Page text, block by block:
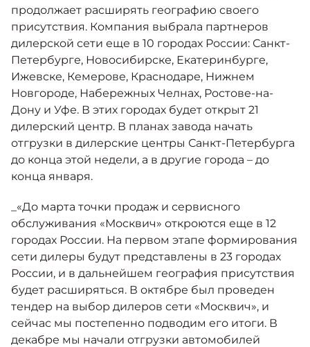
Яркий динамичный седан
от 2 237 000 ₽*
Москвич 3 с ручным
управлением (РУ)
Кроссовер, создающий равные
возможности
от 2 069 000 ₽*
Москвич 8
Практичный семиместный
кроссовер
от 3 125 000 ₽*
Кредитные программы
Спецпредложения
Калькулятор трейд-ин
Моторное масло
СЕРВИСНЫЕ АКЦИИ
АКСЕССУАРЫ
КОНТАКТЫ
продолжает расширять географию своего
присутствия. Компания выбрала партнеров
дилерской сети еще в 10 городах России: Санкт-
Петербурге, Новосибирске, Екатеринбурге,
Ижевске, Кемерове, Краснодаре, Нижнем
Новгороде, Набережных Челнах, Ростове-на-
Дону и Уфе. В этих городах будет открыт 21
дилерский центр. В планах завода начать
отгрузки в дилерские центры Санкт-Петербурга
до конца этой недели, а в другие города – до
конца января.
_«До марта точки продаж и сервисного
обслуживания «Москвич» откроются еще в 12
городах России. На первом этапе формирования
сети дилеры будут представлены в 23 городах
России, и в дальнейшем география присутствия
будет расширяться. В октябре был проведен
тендер на выбор дилеров сети «Москвич», и
сейчас мы постепенно подводим его итоги. В
декабре мы начали отгрузки автомобилей